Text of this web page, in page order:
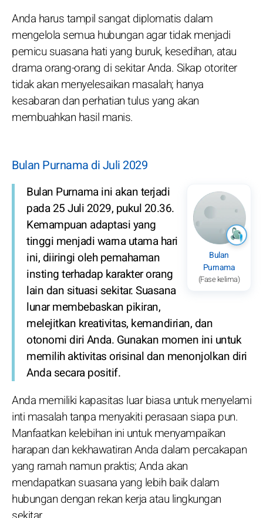
Anda harus tampil sangat diplomatis dalam
mengelola semua hubungan agar tidak menjadi
pemicu suasana hati yang buruk, kesedihan, atau
drama orang-orang di sekitar Anda. Sikap otoriter
tidak akan menyelesaikan masalah; hanya
kesabaran dan perhatian tulus yang akan
membuahkan hasil manis.
Bulan Purnama di Juli 2029
Bulan
Purnama
(Fase kelima)
Bulan Purnama ini akan terjadi
pada 25 Juli 2029, pukul 20.36.
Kemampuan adaptasi yang
tinggi menjadi warna utama hari
ini, diiringi oleh pemahaman
insting terhadap karakter orang
lain dan situasi sekitar. Suasana
lunar membebaskan pikiran,
melejitkan kreativitas, kemandirian, dan
otonomi diri Anda. Gunakan momen ini untuk
memilih aktivitas orisinal dan menonjolkan diri
Anda secara positif.
Anda memiliki kapasitas luar biasa untuk menyelami
inti masalah tanpa menyakiti perasaan siapa pun.
Manfaatkan kelebihan ini untuk menyampaikan
harapan dan kekhawatiran Anda dalam percakapan
yang ramah namun praktis; Anda akan
mendapatkan suasana yang lebih baik dalam
hubungan dengan rekan kerja atau lingkungan